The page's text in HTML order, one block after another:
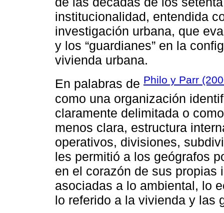
institucionalidad, entendida
investigación urbana, que
y los “guardianes” en la
vivienda urbana.
En palabras de Philo y Parr
como una organización
claramente delimitada o
menos clara, estructura
operativos, divisiones,
les permitió a los geógrafos
en el corazón de sus
asociadas a lo ambiental, lo
lo referido a la vivienda y las